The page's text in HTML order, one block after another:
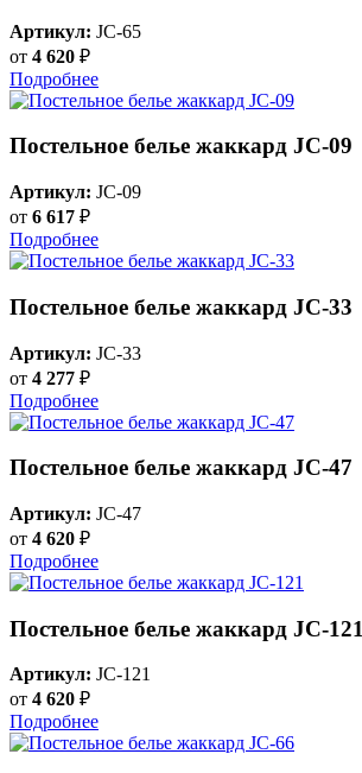
Артикул: JC-65
от 4 620 ₽
Подробнее
Постельное белье жаккард JC-09
Артикул: JC-09
от 6 617 ₽
Подробнее
Постельное белье жаккард JC-33
Артикул: JC-33
от 4 277 ₽
Подробнее
Постельное белье жаккард JC-47
Артикул: JC-47
от 4 620 ₽
Подробнее
Постельное белье жаккард JC-121
Артикул: JC-121
от 4 620 ₽
Подробнее